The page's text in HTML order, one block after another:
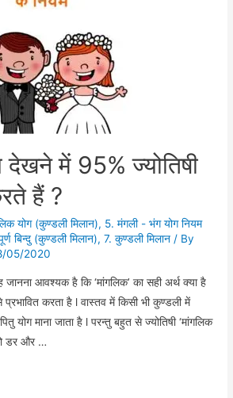
देखने में 95% ज्योतिषी
हैं ?
योग (कुण्डली मिलान), 5. मंगली - भंग योग नियम
बिन्दु (कुण्डली मिलान),7. कुण्डली मिलान / By
05/2020
जानना आवश्यक है कि ‘मांगलिक’ का सही अर्थ क्या है
करता है l वास्तव में किसी भी कुण्डली में
योग माना जाता है l परन्तु बहुत से ज्योतिषी ‘मांगलिक
डर और …